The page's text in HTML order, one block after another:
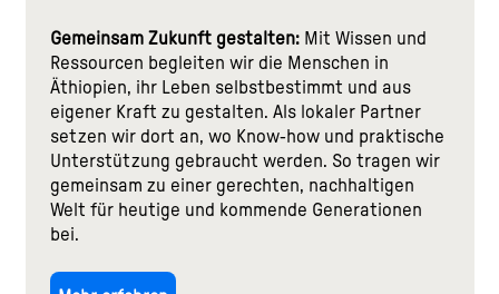
Gemeinsam Zukunft gestalten: Mit Wissen und
Ressourcen begleiten wir die Menschen in
Äthiopien, ihr Leben selbstbestimmt und aus
eigener Kraft zu gestalten. Als lokaler Partner
setzen wir dort an, wo Know-how und praktische
Unterstützung gebraucht werden. So tragen wir
gemeinsam zu einer gerechten, nachhaltigen
Welt für heutige und kommende Generationen
bei.